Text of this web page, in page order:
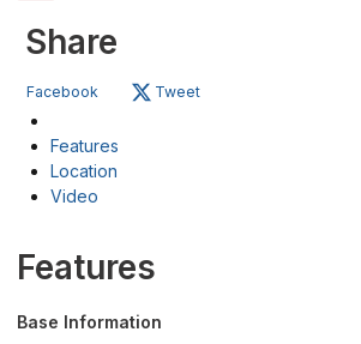
Share
Facebook Tweet
Features
Location
Video
Features
Base Information